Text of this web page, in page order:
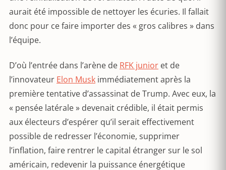
aurait été impossible de nettoyer les écuries. Il fallait
donc pour ce faire importer des « gros calibres » dans
l’équipe.
D’où l’entrée dans l’arène de RFK junior et de
l’innovateur Elon Musk immédiatement après la
première tentative d’assassinat de Trump. Avec eux, la
« pensée latérale » devenait crédible, il était permis
aux électeurs d’espérer qu’il serait effectivement
possible de redresser l’économie, supprimer
l’inflation, faire rentrer le capital étranger sur le sol
américain, redevenir la puissance énergétique